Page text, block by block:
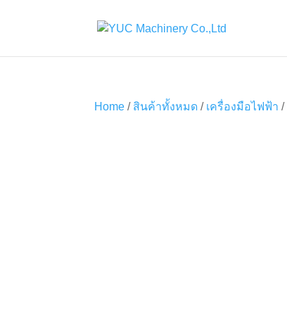
Home / สินค้าทั้งหมด / เครื่องมือไฟฟ้า /